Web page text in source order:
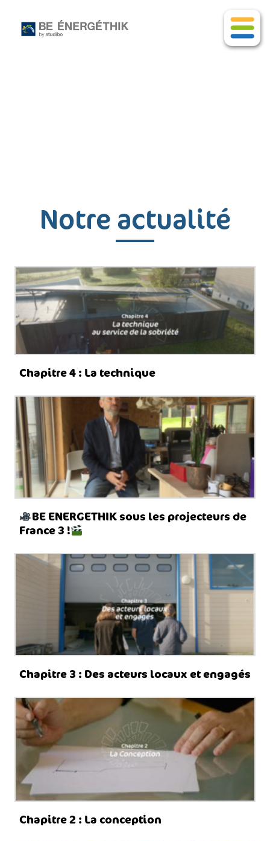
Notre actualité
Chapitre 4 : La technique
BE ENERGETHIK sous les projecteurs de
France 3 !
Chapitre 3 : Des acteurs locaux et engagés
Chapitre 2 : La conception